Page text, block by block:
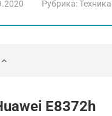
Рубрика:
E8372h